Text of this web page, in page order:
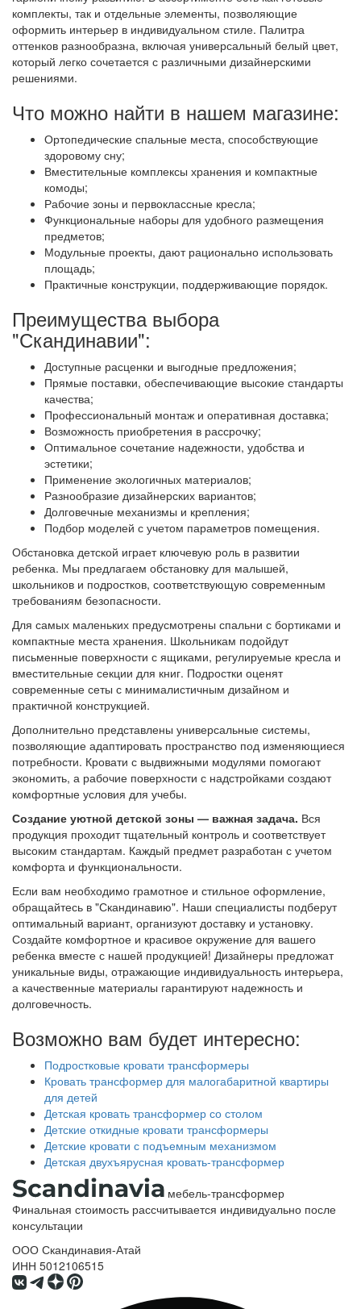
комплекты, так и отдельные элементы, позволяющие
оформить интерьер в индивидуальном стиле. Палитра
оттенков разнообразна, включая универсальный белый цвет,
который легко сочетается с различными дизайнерскими
решениями.
Что можно найти в нашем магазине:
Ортопедические спальные места, способствующие
здоровому сну;
Вместительные комплексы хранения и компактные
комоды;
Рабочие зоны и первоклассные кресла;
Функциональные наборы для удобного размещения
предметов;
Модульные проекты, дают рационально использовать
площадь;
Практичные конструкции, поддерживающие порядок.
Преимущества выбора
"Скандинавии":
Доступные расценки и выгодные предложения;
Прямые поставки, обеспечивающие высокие стандарты
качества;
Профессиональный монтаж и оперативная доставка;
Возможность приобретения в рассрочку;
Оптимальное сочетание надежности, удобства и
эстетики;
Применение экологичных материалов;
Разнообразие дизайнерских вариантов;
Долговечные механизмы и крепления;
Подбор моделей с учетом параметров помещения.
Обстановка детской играет ключевую роль в развитии
ребенка. Мы предлагаем обстановку для малышей,
школьников и подростков, соответствующую современным
требованиям безопасности.
Для самых маленьких предусмотрены спальни с бортиками и
компактные места хранения. Школьникам подойдут
письменные поверхности с ящиками, регулируемые кресла и
вместительные секции для книг. Подростки оценят
современные сеты с минималистичным дизайном и
практичной конструкцией.
Дополнительно представлены универсальные системы,
позволяющие адаптировать пространство под изменяющиеся
потребности. Кровати с выдвижными модулями помогают
экономить, а рабочие поверхности с надстройками создают
комфортные условия для учебы.
Создание уютной детской зоны — важная задача. Вся
продукция проходит тщательный контроль и соответствует
высоким стандартам. Каждый предмет разработан с учетом
комфорта и функциональности.
Если вам необходимо грамотное и стильное оформление,
обращайтесь в "Скандинавию". Наши специалисты подберут
оптимальный вариант, организуют доставку и установку.
Создайте комфортное и красивое окружение для вашего
ребенка вместе с нашей продукцией! Дизайнеры предложат
уникальные виды, отражающие индивидуальность интерьера,
а качественные материалы гарантируют надежность и
долговечность.
Возможно вам будет интересно:
Подростковые кровати трансформеры
Кровать трансформер для малогабаритной квартиры
для детей
Детская кровать трансформер со столом
Детские откидные кровати трансформеры
Детские кровати с подъемным механизмом
Детская двухъярусная кровать-трансформер
мебель-трансформер
Финальная стоимость рассчитывается индивидуально после
консультации
ООО Скандинавия-Атай
ИНН 5012106515